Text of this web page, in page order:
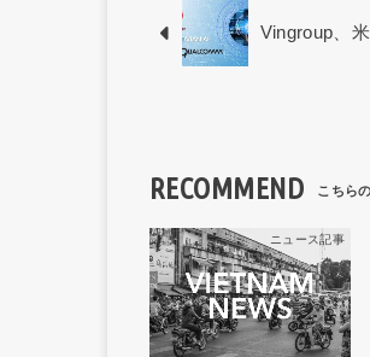
Vingroup、
RECOMMEND
ニュース記事